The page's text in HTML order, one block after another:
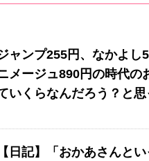
ャンプ255円、なかよし
メージュ890円の時代の
いくらなんだろう？と
【日記】「おかあさんとい